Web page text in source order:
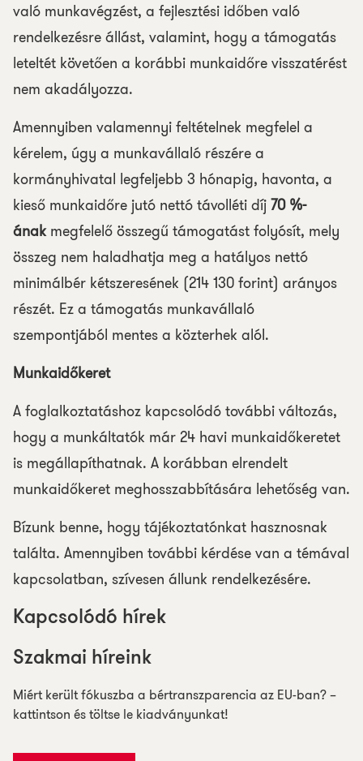
való munkavégzést, a fejlesztési időben való
rendelkezésre állást, valamint, hogy a támogatás
leteltét követően a korábbi munkaidőre visszatérést
nem akadályozza.
Amennyiben valamennyi feltételnek megfelel a
kérelem, úgy a munkavállaló részére a
kormányhivatal legfeljebb 3 hónapig, havonta, a
kieső munkaidőre jutó nettó távolléti díj70 %-
ánakmegfelelő összegű támogatást folyósít, mely
összeg nem haladhatja meg a hatályos nettó
minimálbér kétszeresének (214 130 forint) arányos
részét. Ez a támogatás munkavállaló
szempontjából mentes a közterhek alól.
Munkaidőkeret
A foglalkoztatáshoz kapcsolódó további változás,
hogy a munkáltatók már 24 havi munkaidőkeretet
is megállapíthatnak. A korábban elrendelt
munkaidőkeret meghosszabbítására lehetőség van.
Bízunk benne, hogy tájékoztatónkat hasznosnak
találta. Amennyiben további kérdése van a témával
kapcsolatban, szívesen állunk rendelkezésére.
Kapcsolódó hírek
Szakmai híreink
Miért került fókuszba a bértranszparencia az EU-ban? –
kattintson és töltse le kiadványunkat!